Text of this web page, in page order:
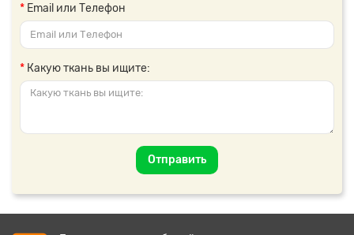
Email или Телефон
Какую ткань вы ищите:
Отправить